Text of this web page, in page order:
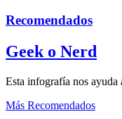
Recomendados
Geek o Nerd
Esta infografía nos ayuda
Más Recomendados